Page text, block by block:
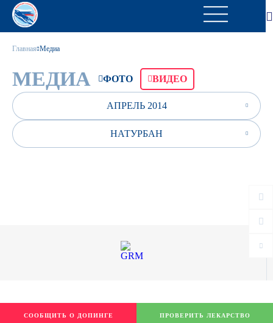
Главная Медиа
МЕДИА ФОТО ВИДЕО
АПРЕЛЬ 2014
НАТУРБАН
СООБЩИТЬ О ДОПИНГЕ ПРОВЕРИТЬ ЛЕКАРСТВО